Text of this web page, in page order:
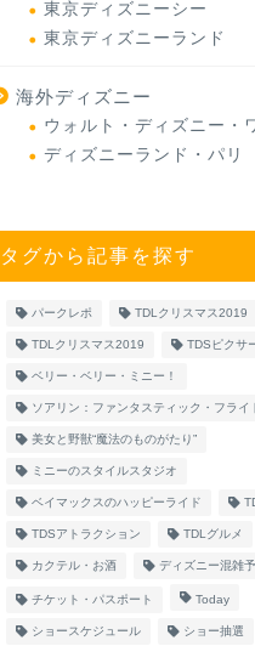
東京ディズニーシー
東京ディズニーランド
海外ディズニー
ウォルト・ディズニー・
ディズニーランド・パリ
タグから記事を探す
パークレポ TDLクリスマス2019
TDLクリスマス2019 TDSピクサ
ベリー・ベリー・ミニー！
ソアリン：ファンタスティック・フライ
美女と野獣“魔法のものがたり”
ミニーのスタイルスタジオ
ベイマックスのハッピーライド
TDSアトラクション TDLグルメ
カクテル・お酒 ディズニー混雑
チケット・パスポート Today
ショースケジュール ショー抽選